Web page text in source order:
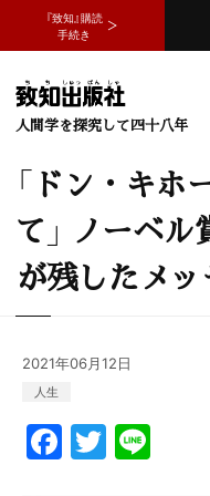
『致知』購読
手続き
人間学を探究して四十八年
「ドン・キ
て」 ノーベ
が残したメ
2021年06月12日
人生
F
a
T
w